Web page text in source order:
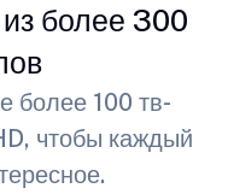
более 300
более 100 тв-
чтобы каждый